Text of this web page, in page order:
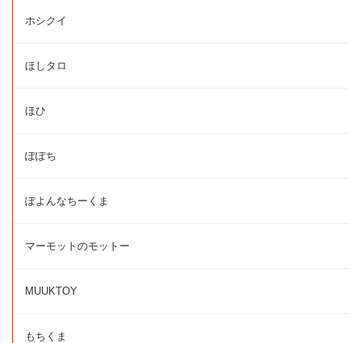
ホシクイ
ほしタロ
ほひ
ぽぽち
ぽよんなちーくま
マーモットのモットー
MUUKTOY
もちくま